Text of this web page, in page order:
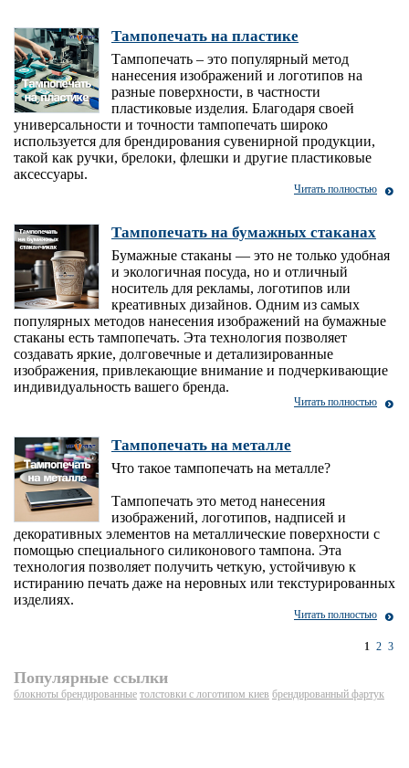
Тампопечать на пластике
Тампопечать – это популярный метод
нанесения изображений и логотипов на
разные поверхности, в частности
пластиковые изделия. Благодаря своей
универсальности и точности тампопечать широко
используется для брендирования сувенирной продукции,
такой как ручки, брелоки, флешки и другие пластиковые
аксессуары.
Читать полностью
Тампопечать на бумажных стаканах
Бумажные стаканы — это не только удобная
и экологичная посуда, но и отличный
носитель для рекламы, логотипов или
креативных дизайнов. Одним из самых
популярных методов нанесения изображений на бумажные
стаканы есть тампопечать. Эта технология позволяет
создавать яркие, долговечные и детализированные
изображения, привлекающие внимание и подчеркивающие
индивидуальность вашего бренда.
Читать полностью
Тампопечать на металле
Что такое тампопечать на металле?
Тампопечать это метод нанесения
изображений, логотипов, надписей и
декоративных элементов на металлические поверхности с
помощью специального силиконового тампона. Эта
технология позволяет получить четкую, устойчивую к
истиранию печать даже на неровных или текстурированных
изделиях.
Читать полностью
1 2 3
Популярные ссылки
блокноты брендированные толстовки с логотипом киев брендированный фартук